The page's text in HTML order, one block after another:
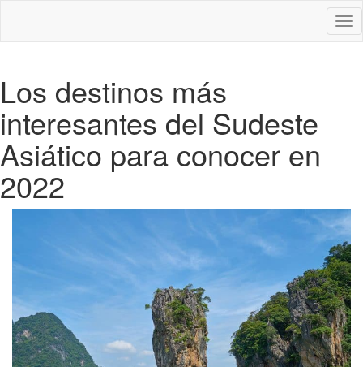
Los destinos más
interesantes del Sudeste
Asiático para conocer en
2022